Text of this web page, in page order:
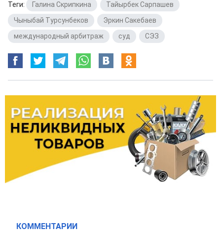
Теги: Галина Скрипкина Тайырбек Сарпашев
Чыныбай Турсунбеков
Эркин Сакебаев
международный арбитраж
суд СЭЗ
КОММЕНТАРИИ